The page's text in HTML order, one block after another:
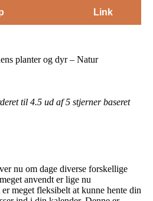
Link
planter og dyr – Natur
til 4.5 ud af 5 stjerner baseret
nu om dage diverse forskellige
anvendt er lige nu
meget fleksibelt at kunne hente din